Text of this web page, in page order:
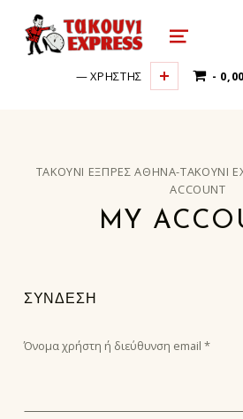
τακούνι εξπρές
MENU
ΧΡΗΣΤΗΣ
0
ΤΑΚΟΎΝΙ ΕΞΠΡΈΣ ΑΘΉΝΑ-TAKOYNI
ACCOUNT
MY
ΣΎΝΔΕΣΗ
Όνομα χρήστη ή διεύθυνση email *